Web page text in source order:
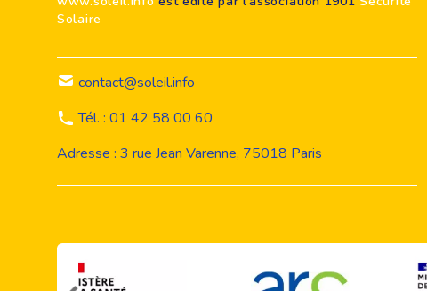
Solaire
contact@soleil.info
Tél. : 01 42 58 00 60
Adresse : 3 rue Jean Varenne, 75018 Paris